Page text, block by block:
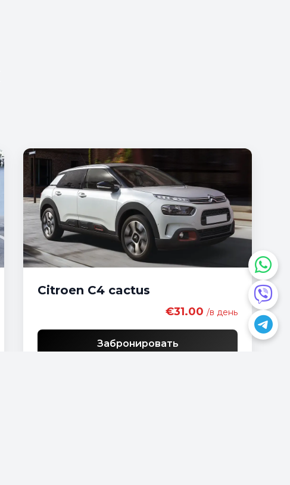
Citroen C4 cactus
€31.00 /в день
Забронировать